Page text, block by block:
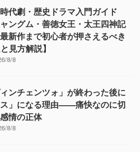
代劇・歴史ドラマ入門ガイド
ャングム・善徳女王・太王四神記
新作まで初心者が押さえるべき
見方解説】
8/8
ィンチェンツォ」が終わった後に
ス」になる理由——痛快なのに切
情の正体
8/8